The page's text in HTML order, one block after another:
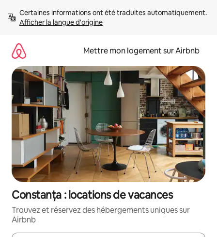
directement
Afficher la langue d'origine
Mettre mon logement sur Airbnb
Constanța : locations de vacances
Trouvez et réservez des hébergements uniques sur
Airbnb